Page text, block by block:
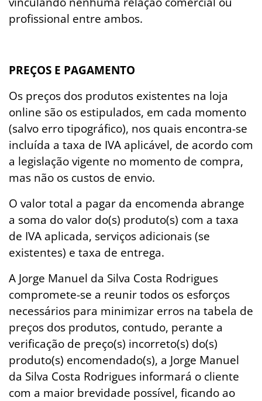
profissional entre ambos.
PREÇOS E PAGAMENTO
Os preços dos produtos existentes na loja
online são os estipulados, em cada momento
(salvo erro tipográfico), nos quais encontra-se
incluída a taxa de IVA aplicável, de acordo com
a legislação vigente no momento de compra,
mas não os custos de envio.
O valor total a pagar da encomenda abrange
a soma do valor do(s) produto(s) com a taxa
de IVA aplicada, serviços adicionais (se
existentes) e taxa de entrega.
A Jorge Manuel da Silva Costa Rodrigues
compromete-se a reunir todos os esforços
necessários para minimizar erros na tabela de
preços dos produtos, contudo, perante a
verificação de preço(s) incorreto(s) do(s)
produto(s) encomendado(s), a Jorge Manuel
da Silva Costa Rodrigues informará o cliente
com a maior brevidade possível, ficando ao